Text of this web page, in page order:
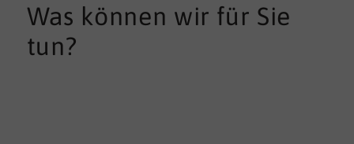
Was können wir für Sie
tun?